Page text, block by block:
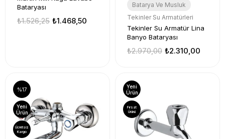
Bataryası
₺1.468,50
₺1.526,25
Batarya Ve Musluk
Tekinler Su Armatürleri
Tekinler Su Armatür Lina
Banyo Bataryası
₺2.310,00
₺2.970,00
%17
Yeni
Ürün
Ücretsiz
Kargo
Yeni
Ürün
Fırsat
Ürünü